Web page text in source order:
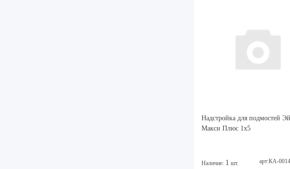
Надстройка для подмостей
Макси Плюс 1x5
Наличие: 1 шт. арт:КА-